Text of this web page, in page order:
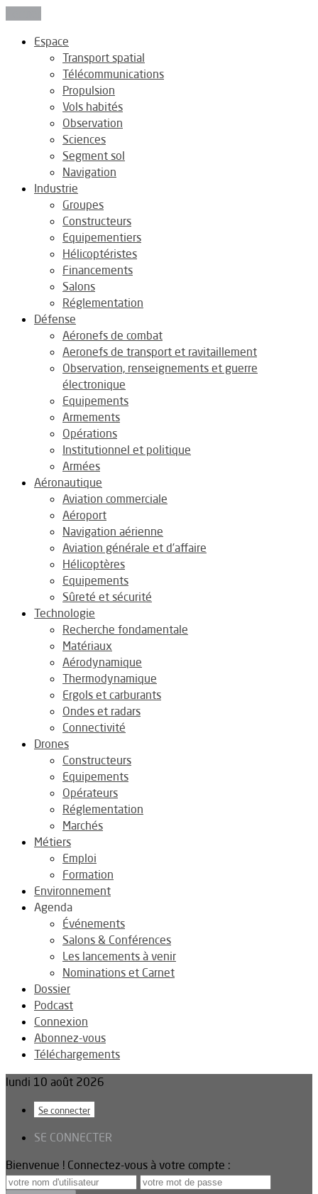
Espace
Transport spatial
Télécommunications
Propulsion
Vols habités
Observation
Sciences
Segment sol
Navigation
Industrie
Groupes
Constructeurs
Equipementiers
Hélicoptéristes
Financements
Salons
Réglementation
Défense
Aéronefs de combat
Aeronefs de transport et ravitaillement
Observation, renseignements et guerre
électronique
Equipements
Armements
Opérations
Institutionnel et politique
Armées
Aéronautique
Aviation commerciale
Aéroport
Navigation aérienne
Aviation générale et d’affaire
Hélicoptères
Equipements
Sûreté et sécurité
Technologie
Recherche fondamentale
Matériaux
Aérodynamique
Thermodynamique
Ergols et carburants
Ondes et radars
Connectivité
Drones
Constructeurs
Equipements
Opérateurs
Réglementation
Marchés
Métiers
Emploi
Formation
Environnement
Agenda
Événements
Salons & Conférences
Les lancements à venir
Nominations et Carnet
Dossier
Podcast
Connexion
Abonnez-vous
Téléchargements
lundi 10 août 2026
Se connecter
SE CONNECTER
Bienvenue ! Connectez-vous à votre compte :